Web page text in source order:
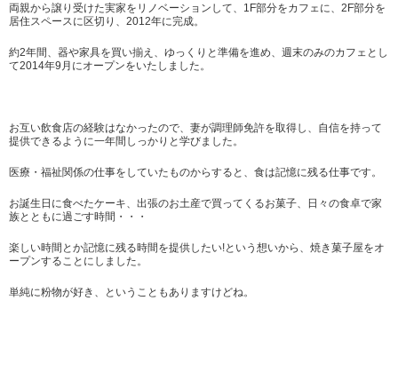
両親から譲り受けた実家をリノベーションして、1F部分をカフェに、2F部分を
居住スペースに区切り、2012年に完成。
約2年間、器や家具を買い揃え、ゆっくりと準備を進め、週末のみのカフェとし
て2014年9月にオープンをいたしました。
お互い飲食店の経験はなかったので、妻が調理師免許を取得し、自信を持って
提供できるように一年間しっかりと学びました。
医療・福祉関係の仕事をしていたものからすると、食は記憶に残る仕事です。
お誕生日に食べたケーキ、出張のお土産で買ってくるお菓子、日々の食卓で家
族とともに過ごす時間・・・
楽しい時間とか記憶に残る時間を提供したい!という想いから、焼き菓子屋をオ
ープンすることにしました。
単純に粉物が好き、ということもありますけどね。